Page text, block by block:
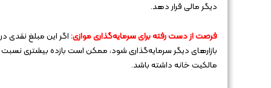
دیگر مالی قرار دهد.
فرصت از دست رفته برای سرمایه‌گذاری موازی:اگر این مبلغ نقدی در
بازارهای دیگر سرمایه‌گذاری شود، ممکن است بازده بیشتری نسبت
مالکیت خانه داشته باشد.